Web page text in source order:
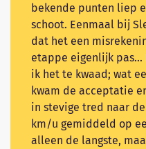
bekende punten liep
schoot. Eenmaal bij
dat het een
etappe eigenlijk pas…
ik het te kwaad; wat
kwam de acceptatie
in stevige tred naar
km/u gemiddeld op
alleen de langste,